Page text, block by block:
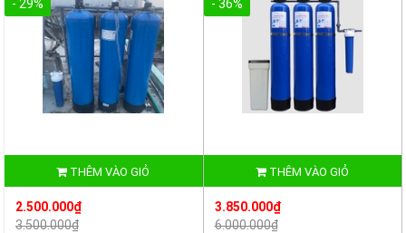
- 29%
THÊM VÀO GIỎ
2.500.000₫
3.500.000₫
- 36%
THÊM VÀO GIỎ
3.850.000₫
6.000.000₫